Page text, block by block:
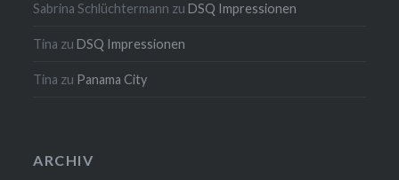
Sabrina Schlüchtermann zuDSQ Impressionen
Tina zuDSQ Impressionen
Tina zu Panama City
ARCHIV